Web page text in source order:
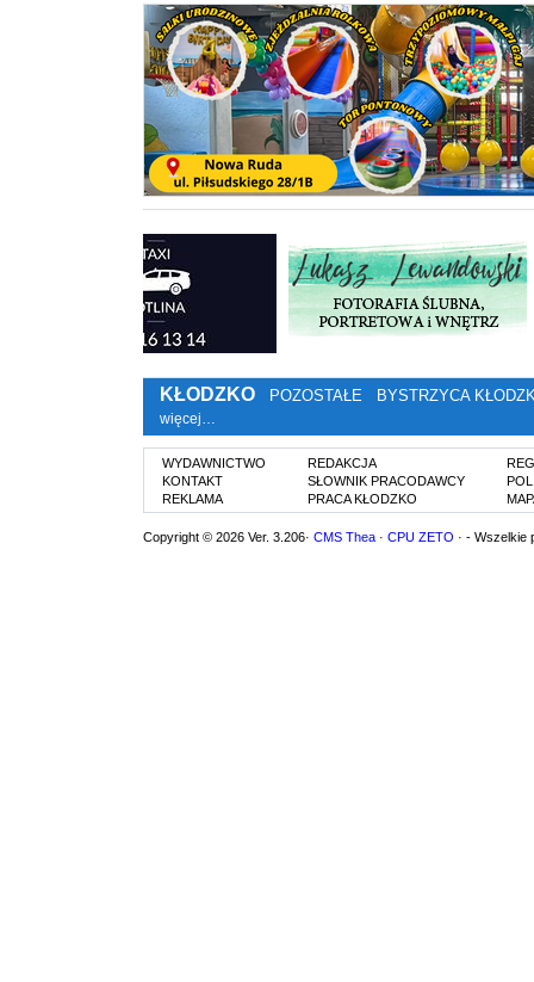
KŁODZKO POZOSTAŁE BYSTRZYCA
więcej…
WYDAWNICTWO
KONTAKT
REKLAMA
REDAKCJA
SŁOWNIK PRACODAWCY
PRACA KŁODZKO
Copyright © 2026 Ver. 3.206· CMS Thea · CPU ZETO · - Wszelkie